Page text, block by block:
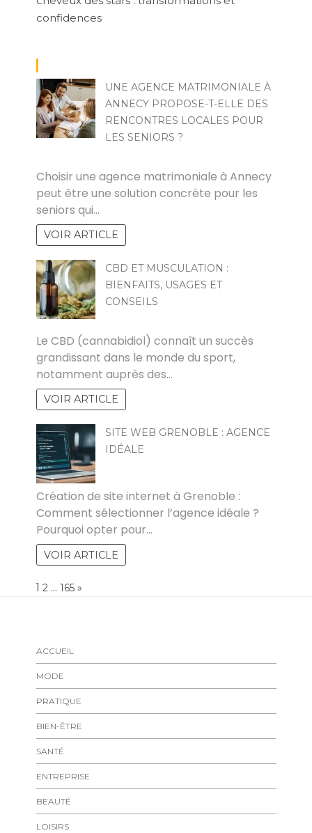
confidences
UNE AGENCE MATRIMONIALE À
ANNECY PROPOSE-T-ELLE DES
RENCONTRES LOCALES POUR
LES SENIORS ?
Choisir une agence matrimoniale à Annecy
peut être une solution concrète pour les
seniors qui…
VOIR ARTICLE
CBD ET MUSCULATION :
BIENFAITS, USAGES ET
CONSEILS
Le CBD (cannabidiol) connaît un succès
grandissant dans le monde du sport,
notamment auprès des…
VOIR ARTICLE
SITE WEB GRENOBLE : AGENCE
IDÉALE
Création de site internet à Grenoble :
Comment sélectionner l’agence idéale ?
Pourquoi opter pour…
VOIR ARTICLE
Page:
1 2 … 165 NEXT
»
ACCUEIL
MODE
PRATIQUE
BIEN-ÊTRE
SANTÉ
ENTREPRISE
BEAUTÉ
LOISIRS